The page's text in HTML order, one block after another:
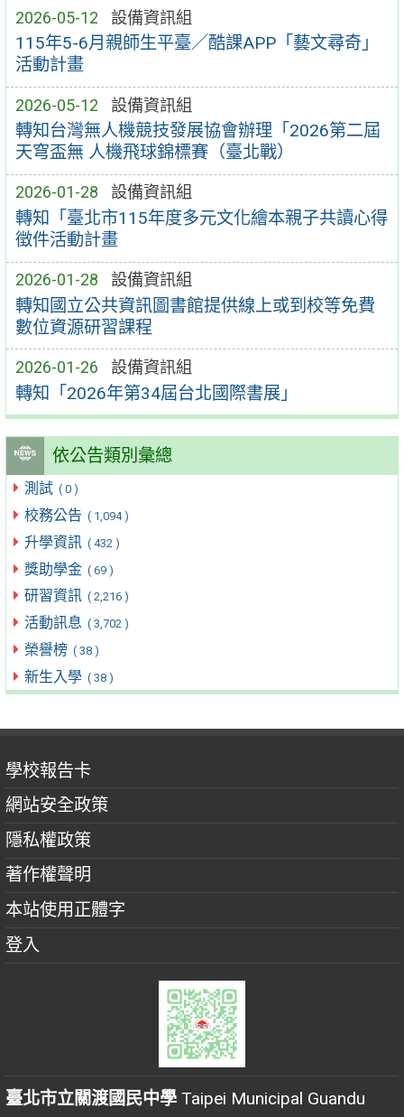
2026-05-12 設備資訊組
115年5-6月親師生平臺／酷課APP「藝文尋奇」
活動計畫
2026-05-12 設備資訊組
轉知台灣無人機競技發展協會辦理「2026第二屆
天穹盃無 人機飛球錦標賽（臺北戰）
2026-01-28 設備資訊組
轉知「臺北市115年度多元文化繪本親子共讀心得
徵件活動計畫
2026-01-28 設備資訊組
轉知國立公共資訊圖書館提供線上或到校等免費
數位資源研習課程
2026-01-26 設備資訊組
轉知「2026年第34屆台北國際書展」
依公告類別彙總
測試 ( 0 )
校務公告 ( 1,094 )
升學資訊 ( 432 )
獎助學金 ( 69 )
研習資訊 ( 2,216 )
活動訊息 ( 3,702 )
榮譽榜 ( 38 )
新生入學 ( 38 )
學校報告卡
網站安全政策
隱私權政策
著作權聲明
本站使用正體字
登入
臺北市立關渡國民中學 Taipei Municipal Guandu